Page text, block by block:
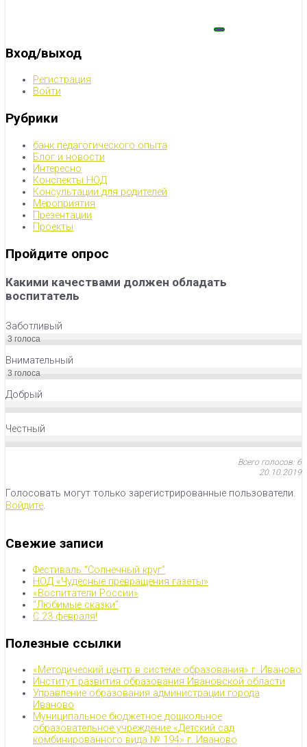
Вход/выход
Регистрация
Войти
Рубрики
банк педагогического опыта
Блог и новости
Интересно
Конспекты НОД
Консультации для родителей
Мероприятия
Презентации
Проекты
Пройдите опрос
Какими качествами должен обладать
воспитатель
Заботливый
3голоса
Внимательный
3голоса
Добрый
Честный
Всего голосов: 6
20.10.2019
Голосовать могут только зарегистрированные пользователи.
Войдите.
Свежие записи
Фестиваль “Солнечный круг”
НОД «Чудесные превращения газеты»
«Воспитатели России»
“Любимые сказки”
С 23 февраля!
Полезные ссылки
«Методический центр в системе образования» г. Иваново
Институт развития образования Ивановской области
Управление образования администрации города
Иваново
Муниципальное бюджетное дошкольное
образовательное учреждение «Детский сад
комбинированного вида № 194» г. Иваново